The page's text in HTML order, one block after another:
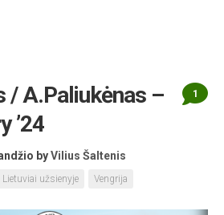
/ A.Paliukėnas –
’24
byVilius Šaltenis
Lietuviai užsienyje Vengrija
1